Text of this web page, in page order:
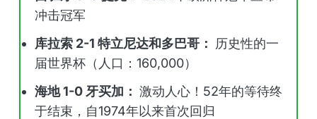
冲击冠军
库拉索 2-1 特立尼达和多巴哥： 历史性的一
届世界杯（人口：160,000）
海地 1-0 牙买加： 激动人心！52年的等待终
于结束，自1974年以来首次回归